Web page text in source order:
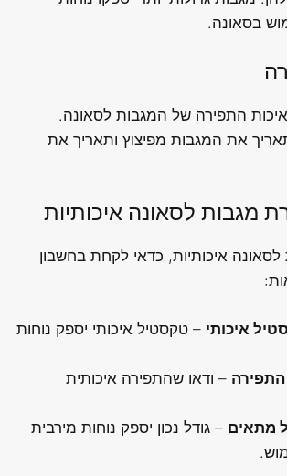
בסאונה.
התפירה של המגבות לסאונה.
את המגבות מפיצוץ ותאריך את
מגבות לסאונה איכותיות
לסאונה איכותיות, כדאי לקחת בחשבון
איכותי – טקסטיל איכותי יספק נוחות
– ודאו שהתפירה איכותית
מתאים – גודל נכון יספק נוחות מירבית